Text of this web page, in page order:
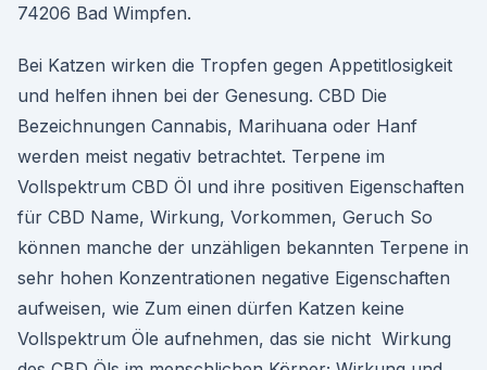
74206 Bad Wimpfen.
Bei Katzen wirken die Tropfen gegen Appetitlosigkeit
und helfen ihnen bei der Genesung. CBD Die
Bezeichnungen Cannabis, Marihuana oder Hanf
werden meist negativ betrachtet. Terpene im
Vollspektrum CBD Öl und ihre positiven Eigenschaften
für CBD Name, Wirkung, Vorkommen, Geruch So
können manche der unzähligen bekannten Terpene in
sehr hohen Konzentrationen negative Eigenschaften
aufweisen, wie Zum einen dürfen Katzen keine
Vollspektrum Öle aufnehmen, das sie nicht Wirkung